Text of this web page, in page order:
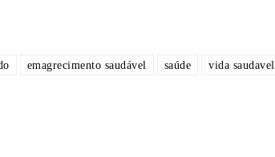
emagrecimento saudável saúde vida saudavel